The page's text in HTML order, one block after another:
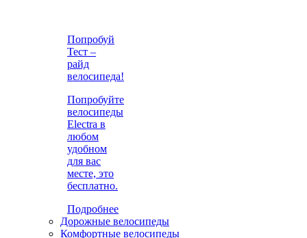
Попробуй
Тест –
райд
велосипеда!
Попробуйте
велосипеды
Electra в
любом
удобном
для вас
месте, это
бесплатно.
Подробнее
Дорожные велосипеды
Комфортные велосипеды